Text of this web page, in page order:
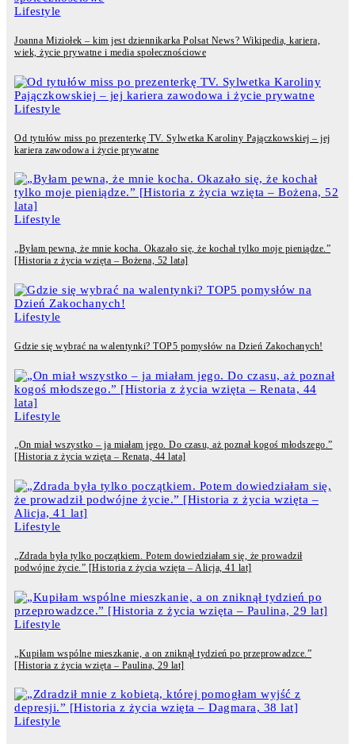
Lifestyle
Joanna Miziołek – kim jest dziennikarka Polsat News? Wikipedia, kariera,
wiek, życie prywatne i media społecznościowe
Lifestyle
Od tytułów miss po prezenterkę TV. Sylwetka Karoliny Pajączkowskiej – jej
kariera zawodowa i życie prywatne
Lifestyle
„Byłam pewna, że mnie kocha. Okazało się, że kochał tylko moje pieniądze.”
[Historia z życia wzięta – Bożena, 52 lata]
Lifestyle
Gdzie się wybrać na walentynki? TOP5 pomysłów na Dzień Zakochanych!
Lifestyle
„On miał wszystko – ja miałam jego. Do czasu, aż poznał kogoś młodszego.”
[Historia z życia wzięta – Renata, 44 lata]
Lifestyle
„Zdrada była tylko początkiem. Potem dowiedziałam się, że prowadził
podwójne życie.” [Historia z życia wzięta – Alicja, 41 lat]
Lifestyle
„Kupiłam wspólne mieszkanie, a on zniknął tydzień po przeprowadzce.”
[Historia z życia wzięta – Paulina, 29 lat]
Lifestyle